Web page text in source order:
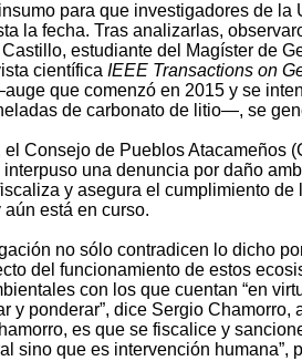
para que investigadores de
la fecha. Tras analizarlas,
estudiante del Magíster de
científica IEEE Transactions on
que comenzó en 2015 y se
de carbonato de litio—, se
el Consejo de Pueblos Atacameños
una denuncia por daño
y asegura el cumplimiento
está en curso.
no sólo contradicen lo dicho
del funcionamiento de estos
con los que cuentan “en
y ponderar”, dice Sergio
es que se fiscalice y
sino que es intervención humana”,